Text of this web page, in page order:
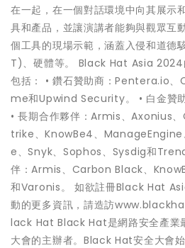
在一起，在一個對話環境中向其展示
具和產品，並讓演講者能夠與觀眾互
個工具的現場示範，涵蓋入侵和道德
T)、硬體等。 Black Hat Asia 2024
包括： • 鑽石贊助商：Pentera.io
me和Upwind Security。 • 白金贊
• 長期合作夥伴：Armis、Axonius
trike、KnowBe4、
e、Snyk、Sophos、Sysdig和
伴：Armis、Carbon Black、
和Varonis。 如欲註冊Black Hat
動的更多資訊，請造訪
lack Hat Black Hat是網路安全產業
大會的主辦者。Black Hat安全大會